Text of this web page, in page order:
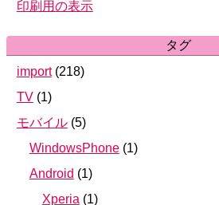
印刷用の表示
タグ
import (218)
TV (1)
モバイル (5)
WindowsPhone (1)
Android (1)
Xperia (1)